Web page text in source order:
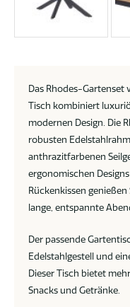
Das Rhodes-Gartenset
Tisch kombiniert
modernen Design. Die
robusten
anthrazitfarbenen
ergonomischen
Rückenkissen
lange, entspannte
Der passende
Edelstahlgestell und
Dieser Tisch bietet
Snacks und Getränke.